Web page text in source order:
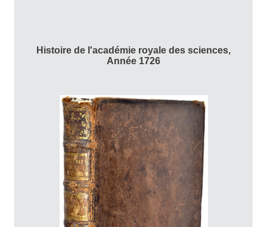
Histoire de l'académie royale des sciences,
Année 1726